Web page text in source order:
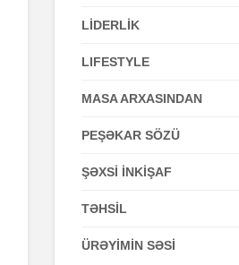
LİDERLİK
LIFESTYLE
MASA ARXASINDAN
PEŞƏKAR SÖZÜ
ŞƏXSİ İNKİŞAF
TƏHSİL
ÜRƏYİMİN SƏSİ
yoxsa biz?